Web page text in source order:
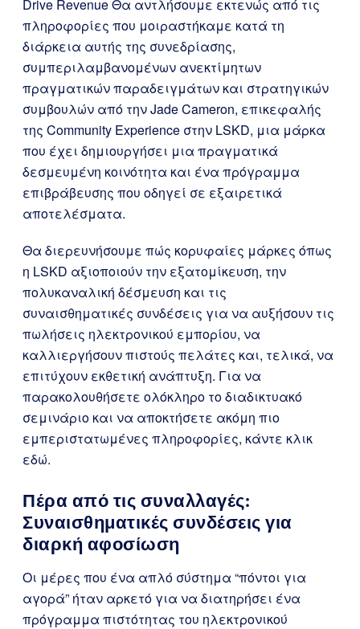
Drive Revenue Θα αντλήσουμε εκτενώς από τις
πληροφορίες που μοιραστήκαμε κατά τη
διάρκεια αυτής της συνεδρίασης,
συμπεριλαμβανομένων ανεκτίμητων
πραγματικών παραδειγμάτων και στρατηγικών
συμβουλών από την Jade Cameron, επικεφαλής
της Community Experience στην LSKD, μια μάρκα
που έχει δημιουργήσει μια πραγματικά
δεσμευμένη κοινότητα και ένα πρόγραμμα
επιβράβευσης που οδηγεί σε εξαιρετικά
αποτελέσματα.
Θα διερευνήσουμε πώς κορυφαίες μάρκες όπως
η LSKD αξιοποιούν την εξατομίκευση, την
πολυκαναλική δέσμευση και τις
συναισθηματικές συνδέσεις για να αυξήσουν τις
πωλήσεις ηλεκτρονικού εμπορίου, να
καλλιεργήσουν πιστούς πελάτες και, τελικά, να
επιτύχουν εκθετική ανάπτυξη. Για να
παρακολουθήσετε ολόκληρο το διαδικτυακό
σεμινάριο και να αποκτήσετε ακόμη πιο
εμπεριστατωμένες πληροφορίες, κάντε κλικ
εδώ.
Πέρα από τις συναλλαγές:
Συναισθηματικές συνδέσεις για
διαρκή αφοσίωση
Οι μέρες που ένα απλό σύστημα “πόντοι για
αγορά” ήταν αρκετό για να διατηρήσει ένα
πρόγραμμα πιστότητας του ηλεκτρονικού